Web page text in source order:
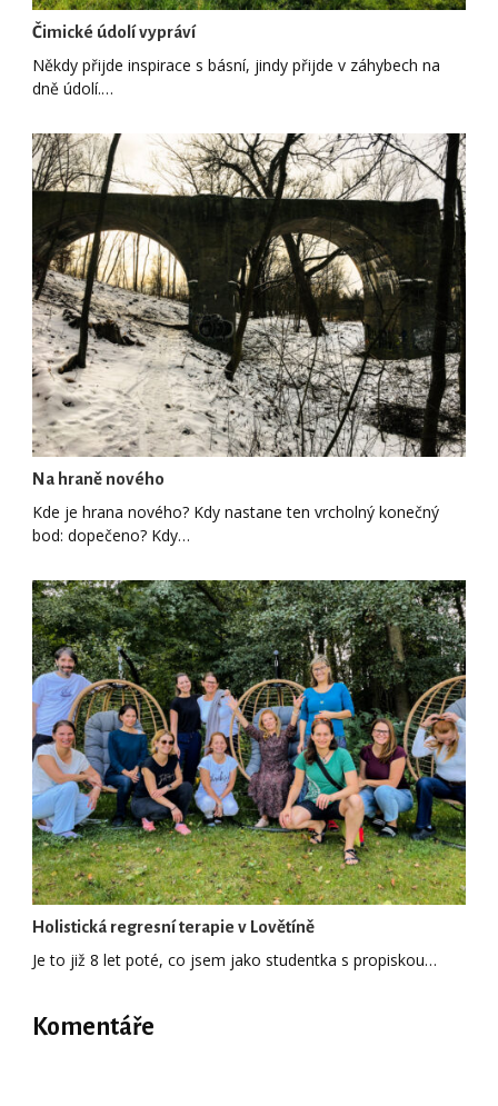
Čimické údolí vypráví
Někdy přijde inspirace s básní, jindy přijde v záhybech na
dně údolí.…
Na hraně nového
Kde je hrana nového? Kdy nastane ten vrcholný konečný
bod: dopečeno? Kdy…
Holistická regresní terapie v Lovětíně
Je to již 8 let poté, co jsem jako studentka s propiskou…
Komentáře